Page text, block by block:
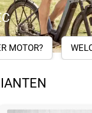
MOTOR?